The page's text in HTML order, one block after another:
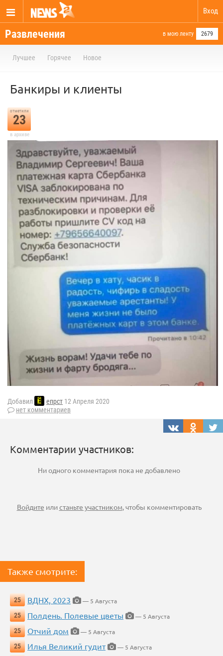
Вход
Развлечения в мою ленту 2679
Лучшее Горячее Новое
Банкиры и клиенты
отметили
23
в архиве
Добавил епрст 12 Апреля 2020
нет комментариев
Комментарии участников:
Ни одного комментария пока не добавлено
Войдите илистаньте участником, чтобы комментировать
Также смотрите:
25 ВДНХ, 2023
— 5 Августа
25
Полдень. Полевые цветы
— 5 Августа
25
Отчий дом
— 5 Августа
25
Илья Великий гудит
— 5 Августа